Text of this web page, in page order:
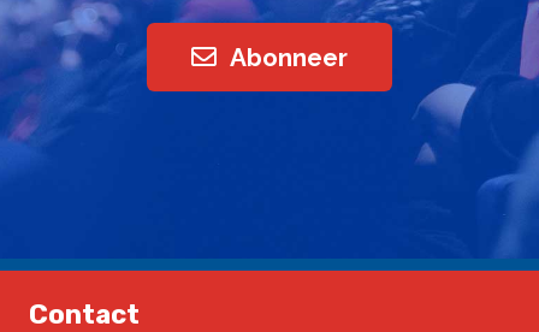
Abonneer
Contact